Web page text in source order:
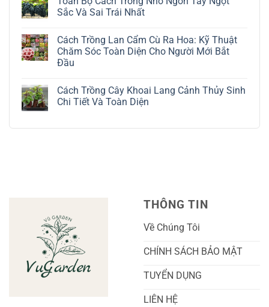
Đô
La
Thuật
Chăm
Sóc
Lá
Tế
luận
ở
Địa
Lan
Tứ
Thời:
Chi
Tiết
Trồng
Sắc Và Sai Trái Nhất
bình
luận
ở
Toàn
Trồng
Nho
Ngón
Cách Trồng Lan Cẩm Cù Ra Hoa: Kỹ Thuật
Chăm Sóc Toàn Diện Cho Người Mới Bắt
Đầu
bình
luận
ở
Lan
Cho
Người
Mới
Bắt
Đầu
Cách Trồng Cây Khoai Lang Cảnh Thủy Sinh
Chi Tiết Và Toàn Diện
bình
Chi
Tiết
Và
Toàn
Diện
THÔNG TIN
Về Chúng Tôi
CHÍNH SÁCH BẢO MẬT
TUYỂN DỤNG
LIÊN HỆ